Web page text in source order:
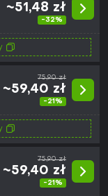
~51,48 zł
-32%
75,90 zł
~59,40 zł
-21%
75,90 zł
~59,40 zł
-21%